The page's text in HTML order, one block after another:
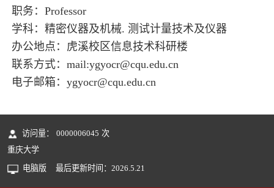
职务：Professor
学科：精密仪器及机械. 测试计量技术及仪器
办公地点：虎溪校区信息技术科研楼
联系方式：mail:ygyocr@cqu.edu.cn
电子邮箱： ygyocr@cqu.edu.cn
访问量： 0000006045 次
重庆大学
电脑版
最后更新时间： 2026.5.21